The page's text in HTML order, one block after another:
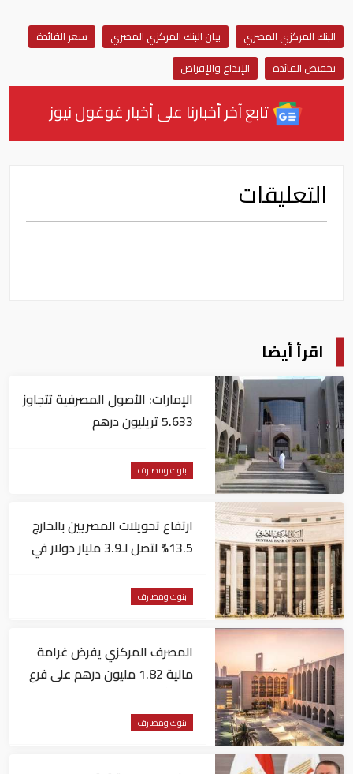
البنك المركزي المصري بيان البنك المركزي المصري
سعر الفائدة
تخفيض الفائدة
الإيداع والإقراض
تابع آخر أخبارنا على أخبار غوغول نيوز
التعليقات
اقرأ أيضا
الإمارات: الأصول المصرفية تتجاوز
5.633 تريليون درهم
بنوك ومصارف
ارتفاع تحويلات المصريين بالخارج
13.5% لتصل لـ3.9 مليار دولار في
بنوك ومصارف
المصرف المركزي يفرض غرامة
مالية 1.82 مليون درهم على فرع
بنوك ومصارف